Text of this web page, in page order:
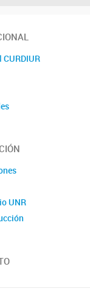
CURDIUR
UNR